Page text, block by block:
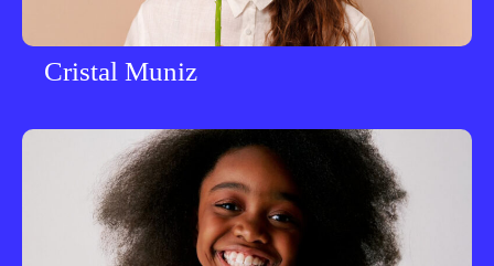
Cristal Muniz